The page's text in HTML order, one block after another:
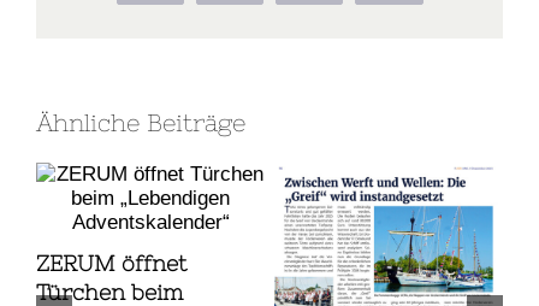
Ähnliche Beiträge
ZERUM öffnet
Türchen beim